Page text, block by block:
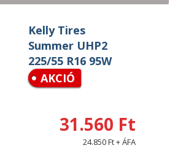
Kelly Tires
Summer UHP2
225/55 R16 95W
AKCIÓ
31.560 Ft
24.850 Ft + ÁFA